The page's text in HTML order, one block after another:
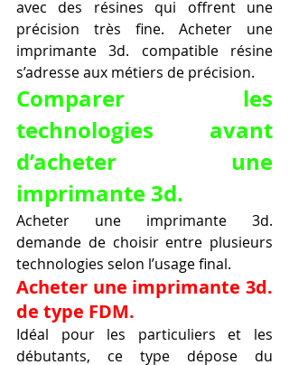
avec des résines qui offrent une
précision très fine. Acheter une
imprimante 3d. compatible résine
s’adresse aux métiers de précision.
Comparer les
technologies avant
d’acheter une
imprimante 3d.
Acheter une imprimante 3d.
demande de choisir entre plusieurs
technologies selon l’usage final.
Acheter une imprimante 3d.
de type FDM.
Idéal pour les particuliers et les
débutants, ce type dépose du